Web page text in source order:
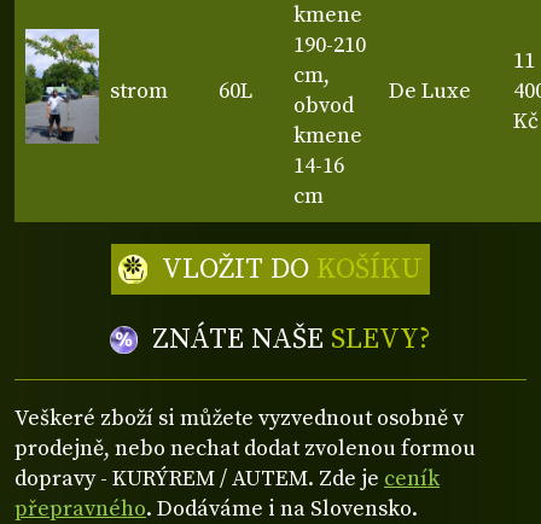
strom 60L
kmene
190-210
cm,
obvod
kmene
14-16
cm
De Luxe
11
Kč
ZNÁTE NAŠE SLEVY?
VLOŽIT DO KOŠÍKU
Veškeré zboží si můžete vyzvednout osobně v
prodejně, nebo nechat dodat zvolenou formou
dopravy - KURÝREM / AUTEM. Zde je ceník
přepravného. Dodáváme i na Slovensko.